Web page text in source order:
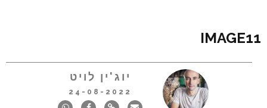
IMAGE11
יוג'ין לויט
24-08-2022